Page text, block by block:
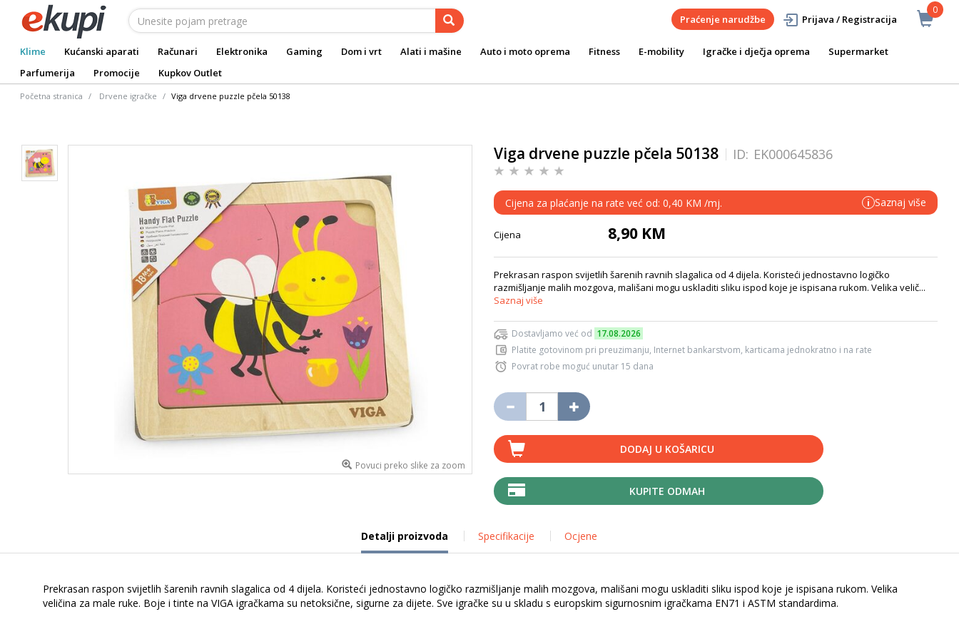
0
Praćenje narudžbe Prijava / Registracija
Klime Kućanski aparati Računari Elektronika Gaming Dom i vrt Alati i mašine Auto i moto oprema Fitness E-mobility Igračke i dječja oprema
Supermarket
Parfumerija
Promocije Kupkov Outlet
Početna stranica Drvene igračke Viga drvene puzzle pčela 50138
Povuci preko slike za zoom
Viga drvene puzzle pčela 50138 ID: EK000645836
Cijena za plaćanje na rate već od: 0,40 KM /mj. i Saznaj više
Cijena 8,90 KM
Prekrasan raspon svijetlih šarenih ravnih slagalica od 4 dijela. Koristeći jednostavno logičko
razmišljanje malih mozgova, mališani mogu uskladiti sliku ispod koje je ispisana rukom. Velika velič...
Saznaj više
Dostavljamo već od 17.08.2026
Platite gotovinom pri preuzimanju, Internet bankarstvom, karticama jednokratno i na rate
Povrat robe moguć unutar 15 dana
DODAJ U KOŠARICU
KUPITE ODMAH
Detalji proizvoda Specifikacije Ocjene
Prekrasan raspon svijetlih šarenih ravnih slagalica od 4 dijela. Koristeći jednostavno logičko razmišljanje malih mozgova, mališani mogu uskladiti sliku ispod koje je ispisana rukom. Velika
veličina za male ruke. Boje i tinte na VIGA igračkama su netoksične, sigurne za dijete. Sve igračke su u skladu s europskim sigurnosnim igračkama EN71 i ASTM standardima.